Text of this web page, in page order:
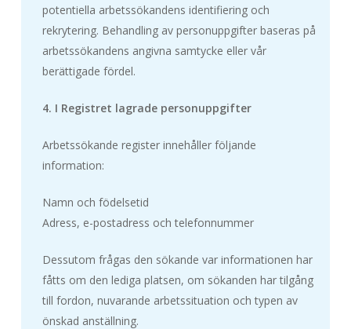
potentiella arbetssökandens identifiering och
rekrytering. Behandling av personuppgifter baseras på
arbetssökandens angivna samtycke eller vår
berättigade fördel.
4. I Registret lagrade personuppgifter
Arbetssökande register innehåller följande
information:
Namn och födelsetid
Adress, e-postadress och telefonnummer
Dessutom frågas den sökande var informationen har
fåtts om den lediga platsen, om sökanden har tilgång
till fordon, nuvarande arbetssituation och typen av
önskad anställning.